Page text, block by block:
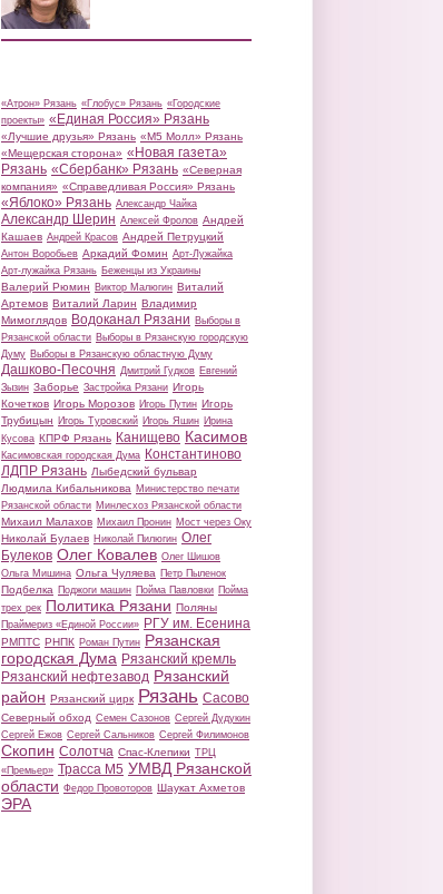
«Атрон» Рязань «Глобус» Рязань «Городские
проекты» «Единая Россия» Рязань
«Лучшие друзья» Рязань «М5 Молл» Рязань
«Мещерская сторона» «Новая газета»
Рязань «Сбербанк» Рязань «Северная
компания» «Справедливая Россия» Рязань
«Яблоко» Рязань Александр Чайка
Александр Шерин Алексей Фролов Андрей
Кашаев Андрей Красов Андрей Петруцкий
Антон Воробьев Аркадий Фомин Арт-Лужайка
Арт-лужайка Рязань Беженцы из Украины
Валерий Рюмин Виктор Малюгин Виталий
Артемов Виталий Ларин Владимир
Мимоглядов Водоканал Рязани Выборы в
Рязанской области Выборы в Рязанскую городскую
Думу Выборы в Рязанскую областную Думу
Дашково-Песочня Дмитрий Гудков Евгений
Зызин Заборье Застройка Рязани Игорь
Кочетков Игорь Морозов Игорь Путин Игорь
Трубицын Игорь Туровский Игорь Яшин Ирина
Кусова КПРФ Рязань Канищево Касимов
Касимовская городская Дума Константиново
ЛДПР Рязань Лыбедский бульвар
Людмила Кибальникова Министерство печати
Рязанской области Минлесхоз Рязанской области
Михаил Малахов Михаил Пронин Мост через Оку
Николай Булаев Николай Пилюгин Олег
Булеков Олег Ковалев Олег Шишов
Ольга Мишина Ольга Чуляева Петр Пыленок
Подбелка Поджоги машин Пойма Павловки Пойма
трех рек Политика Рязани Поляны
Праймериз «Единой России» РГУ им. Есенина
РМПТС РНПК Роман Путин Рязанская
городская Дума Рязанский кремль
Рязанский нефтезавод Рязанский
район Рязанский цирк Рязань Сасово
Северный обход Семен Сазонов Сергей Дудукин
Сергей Ежов Сергей Сальников Сергей Филимонов
Скопин Солотча Спас-Клепики ТРЦ
«Премьер» Трасса М5 УМВД Рязанской
области Федор Провоторов Шаукат Ахметов
ЭРА